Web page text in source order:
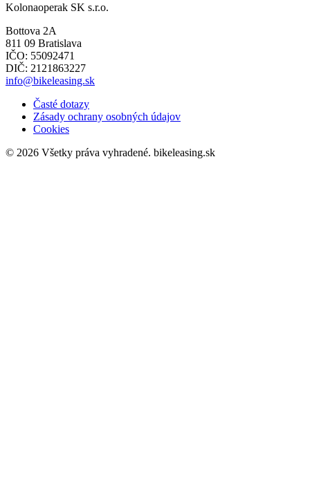
Kolonaoperak SK s.r.o.
Bottova 2A
811 09 Bratislava
IČO: 55092471
DIČ: 2121863227
info@bikeleasing.sk
Časté dotazy
Zásady ochrany osobných údajov
Cookies
© 2026 Všetky práva vyhradené. bikeleasing.sk